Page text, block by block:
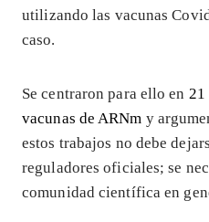
utilizando las vacunas
caso.
Se centraron para ello en 21
vacunas de ARNm y
estos trabajos no debe
reguladores oficiales; se
comunidad científica en